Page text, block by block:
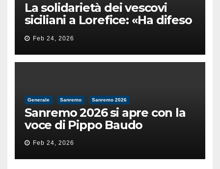
La solidarietà dei vescovi
siciliani a Lorefice: «Ha difeso
il valore e la dignità
dell’umanità»
Feb 24, 2026
Generale Sanremo Sanremo 2026
Sanremo 2026 si apre con la
voce di Pippo Baudo
Feb 24, 2026